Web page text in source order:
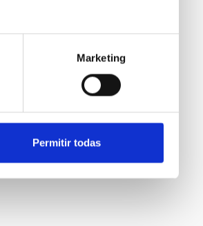
Marketing
Permitir todas